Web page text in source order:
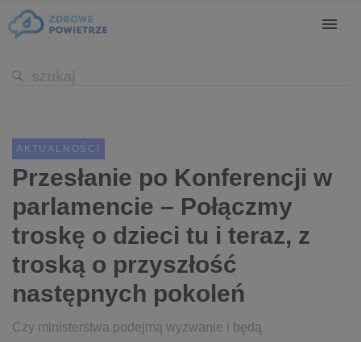
AKTUALNOŚCI
Przesłanie po Konferencji w
parlamencie – Połączmy
troskę o dzieci tu i teraz, z
troską o przyszłość
następnych pokoleń
Czy ministerstwa podejmą wyzwanie i będą